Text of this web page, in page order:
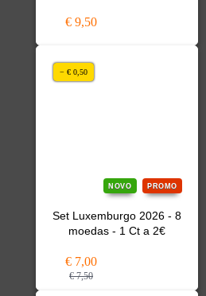
€ 9,50
NOVO PROMO
Set Luxemburgo 2026 - 8
moedas - 1 Ct a 2€
€ 7,00
€ 7,50
− € 0,50